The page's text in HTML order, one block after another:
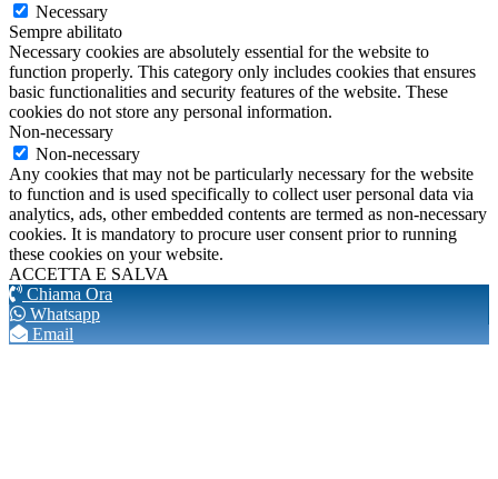
Necessary
Sempre abilitato
Necessary cookies are absolutely essential for the website to
function properly. This category only includes cookies that ensures
basic functionalities and security features of the website. These
cookies do not store any personal information.
Non-necessary
Non-necessary
Any cookies that may not be particularly necessary for the website
to function and is used specifically to collect user personal data via
analytics, ads, other embedded contents are termed as non-necessary
cookies. It is mandatory to procure user consent prior to running
these cookies on your website.
ACCETTA E SALVA
Chiama Ora
Whatsapp
Email